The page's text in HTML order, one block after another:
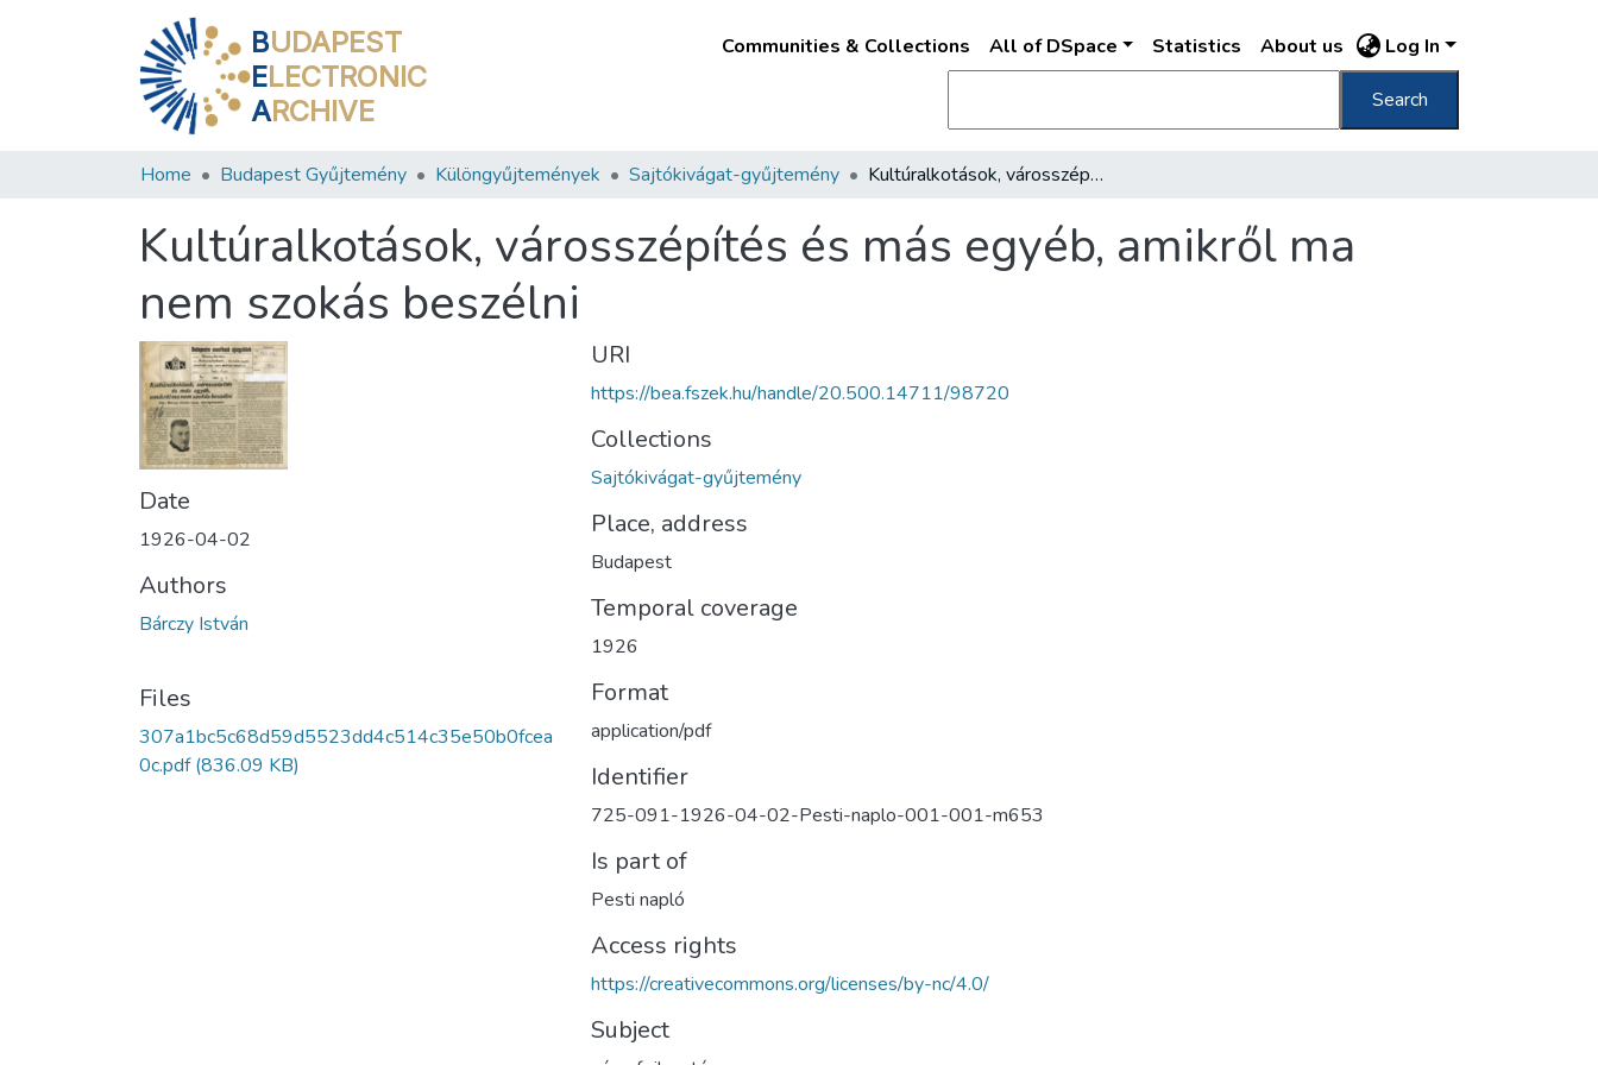
BUDAPEST
ELECTRONIC
ARCHIVE
Communities & Collections All of DSpace Statistics About us Log In
Search
Home Budapest Gyűjtemény Különgyűjtemények Sajtókivágat-gyűjtemény Kultúralkotások, városszépítés és más egyéb, amikről ma nem szokás beszélni
Kultúralkotások, városszépítés és más egyéb, amikről ma
nem szokás beszélni
Date
1926-04-02
Authors
Bárczy István
Files
307a1bc5c68d59d5523dd4c514c35e50b0fcea
0c.pdf(836.09 KB)
URI
https://bea.fszek.hu/handle/20.500.14711/98720
Collections
Sajtókivágat-gyűjtemény
Place, address
Budapest
Temporal coverage
1926
Format
application/pdf
Identifier
725-091-1926-04-02-Pesti-naplo-001-001-m653
Is part of
Pesti napló
Access rights
https://creativecommons.org/licenses/by-nc/4.0/
Subject